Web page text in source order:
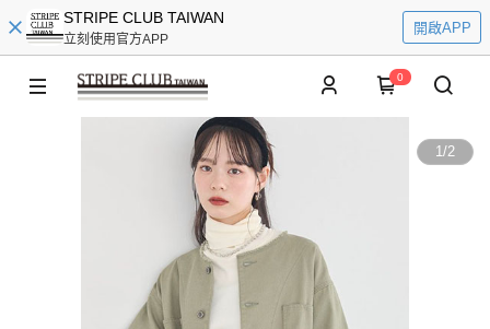
STRIPE CLUB TAIWAN
立刻使用官方APP
開啟APP
0
1/2